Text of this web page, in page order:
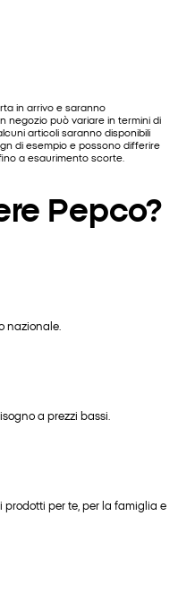
in arrivo e saranno
negozio può variare in termini di
articoli saranno disponibili
di esempio e possono differire
a esaurimento scorte.
Pepco?
nazionale.
a prezzi bassi.
per te, per la famiglia e